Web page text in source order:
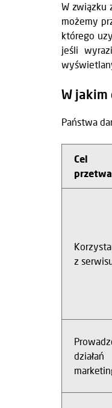
W związku
możemy
którego
jeśli
W jakim
Państwa
Cel
z
działań